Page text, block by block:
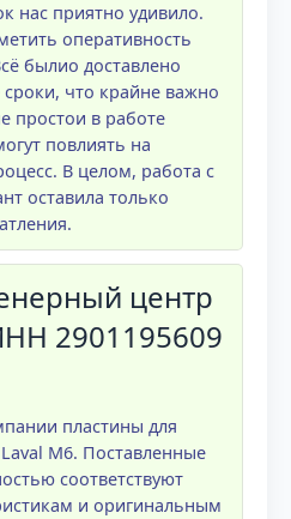
нас приятно удивило.
оперативность
былио доставлено
что крайне важно
простои в работе
повлиять на
В целом, работа с
оставила только
центр
2901195609
пластины для
M6. Поставленные
соответствуют
и оригинальным